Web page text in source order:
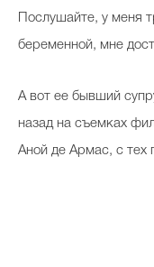
Послушайте, у меня
беременной, мне
А вот ее бывший
назад на съемках
Аной де Армас, с тех